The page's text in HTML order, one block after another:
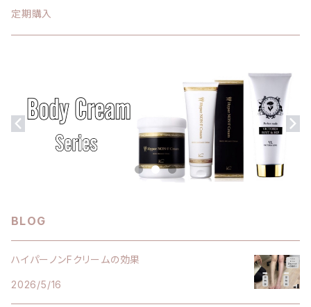
エステプロラボ
ダイエット食品
ハイパーノンFクリーム
バストアップクリーム
定期購入
BLOG
ハイパーノンFクリームの効果
2026/5/16